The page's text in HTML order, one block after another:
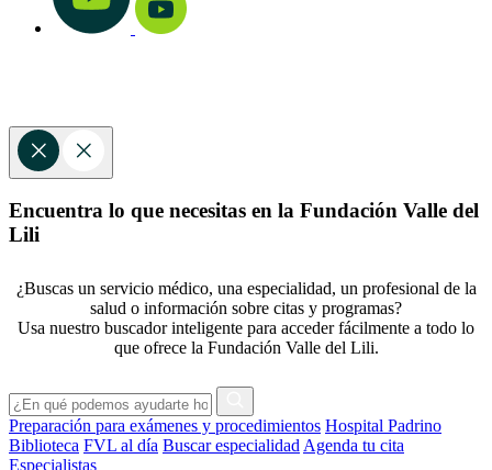
Encuentra lo que necesitas en la Fundación Valle del
Lili
¿Buscas un servicio médico, una especialidad, un profesional de la
salud o información sobre citas y programas?
Usa nuestro buscador inteligente para acceder fácilmente a todo lo
que ofrece la Fundación Valle del Lili.
Preparación para exámenes y procedimientos Hospital Padrino
Biblioteca FVL al día Buscar especialidad Agenda tu cita
Especialistas